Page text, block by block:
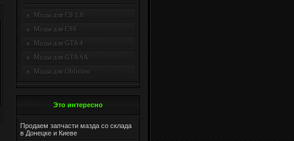
Моды для CS 1.6
Моды для CSS
Моды для GTA 4
Моды для GTA SA
Моды для Oblivion
Это интересно
Продаем запчасти маздасо склада
в Донецке и Киеве